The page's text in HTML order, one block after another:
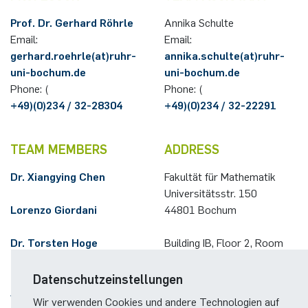
Prof. Dr. Gerhard Röhrle
Email:
gerhard.roehrle(at)ruhr-
uni-bochum.de
Phone: (
+49)(0)234 / 32-28304
TEAM MEMBERS
Dr. Xiangying Chen
Lorenzo Giordani
Dr. Torsten Hoge
Alexandros Leivaditis
Annika Schulte
Email:
annika.schulte(at)ruhr-
uni-bochum.de
Phone: (
+49)(0)234 / 32-22291
ADDRESS
Fakultät für Mathematik
Universitätsstr. 150
44801 Bochum
Building IB, Floor 2, Room
Building IB, Floor 2, Room
Datenschutzeinstellungen
Wir verwenden Cookies und andere Technologien auf
Past Events
Calendar
Annika Schulte
Kim Fenrich
Laura Geldermann
Farhad Razeghpour
Dr. Benjamin Schulz-Rosenberger
Andreas Schwenk
Rahul Raphael Kanekar
Marius Kroll
Sebastian Kühnert
Zoe Kristin Lange
Bufan Li
Robin Solinus
Presse
International Studies